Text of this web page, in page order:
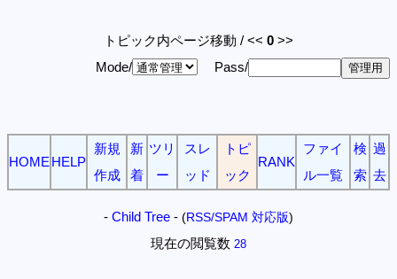
トピック内ページ移動 / << 0 >>
Mode/
Pass/
HOME HELP
新規
作成
新
着
ツリ
ー
スレ
ッド
トピ
ック
RANK
ファイ
ル一覧
検
索
過
去
- Child Tree - (RSS/SPAM 対応版)
現在の閲覧数 28